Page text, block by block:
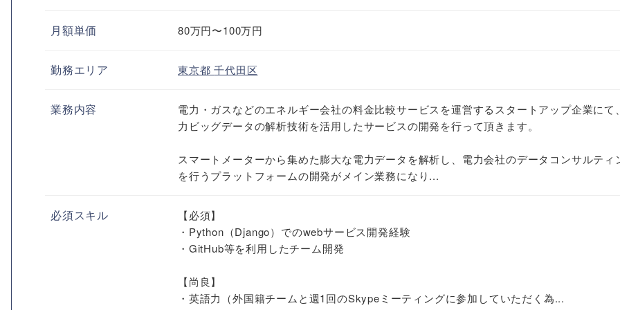
月額単価 80万円〜100万円
勤務エリア 東京都千代田区
業務内容
電力・ガスなどのエネルギー会社の料金比較サービスを運営するスタートアップ企業にて
力ビッグデータの解析技術を活用したサービスの開発を行って頂きます。
スマートメーターから集めた膨大な電力データを解析し、電力会社のデータコンサルティ
を行うプラットフォームの開発がメイン業務になり...
必須スキル
【必須】
・Python（Django）でのwebサービス開発経験
・GitHub等を利用したチーム開発
【尚良】
・英語力（外国籍チームと週1回のSkypeミーティングに参加していただく為...